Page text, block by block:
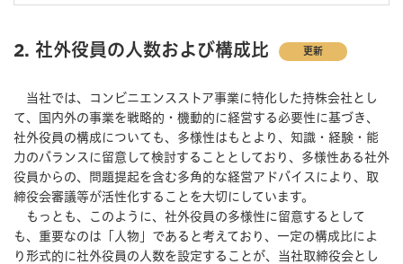
2. 社外役員の人数および構成比 更新
当社では、コンビニエンスストア事業に特化した持株会社とし
て、国内外の事業を戦略的・機動的に経営する必要性に基づき、
社外役員の構成についても、多様性はもとより、知識・経験・能
⼒のバランスに留意して検討することとしており、多様性ある社外
役員からの、問題提起を含む多角的な経営アドバイスにより、取
締役会審議等が活性化することを大切にしています。
もっとも、このように、社外役員の多様性に留意するとして
も、重要なのは「人物」であると考えており、⼀定の構成比によ
り形式的に社外役員の人数を設定することが、当社取締役会とし